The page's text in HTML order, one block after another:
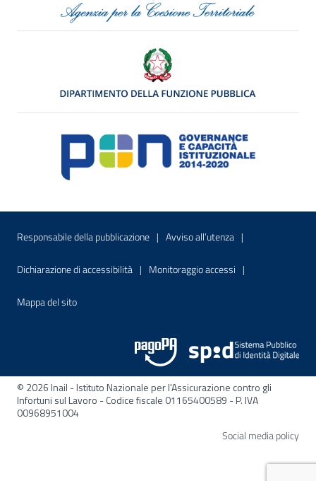
Menu di servizio
Responsabile della pubblicazione Sito interno - Apre in una nuova
Avviso all’utenza Sito interno -
Dichiarazione di accessibilità Sito interno - Apre in una nuova finestra
Monitoraggio accessi Sito interno -
Mappa del sitoSito interno - Apre nella stessa finestra
© 2026 Inail - Istituto Nazionale per l'Assicurazione contro gli
Infortuni sul Lavoro - Codice fiscale 01165400589 - P. IVA
00968951004
Social media policy